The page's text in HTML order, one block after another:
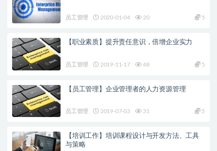
员工管理 2020-01-04 20 5
【职业素质】提升责任意识，倍增企业实力
员工管理 2019-11-17 48 5
【员工管理】企业管理者的人力资源管理
员工管理 2019-07-03 31 5
【培训工作】培训课程设计与开发方法、工具
与策略